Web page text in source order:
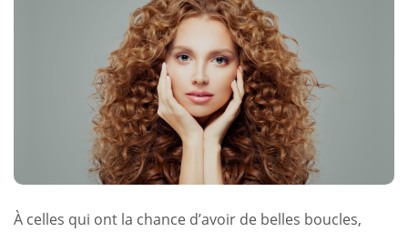
À celles qui ont la chance d’avoir de belles boucles,